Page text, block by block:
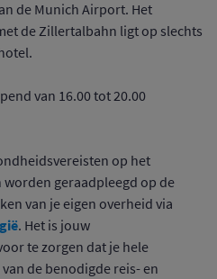
de Munich Airport. Het
de Zillertalbahn ligt op slechts
van 16.00 tot 20.00
op het
geraadpleegd op de
van je eigen overheid via
. Het is jouw
te zorgen dat je hele
de benodigde reis- en